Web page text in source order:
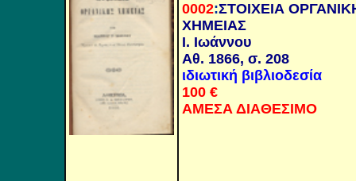
0002:ΣΤΟΙΧΕΙΑ
ΧΗΜΕΙΑΣ
Ι. Ιωάννου
Αθ. 1866, σ. 208
ιδιωτική βιβλιοδεσία
100 €
ΑΜΕΣΑ ΔΙΑΘΕΣΙΜΟ